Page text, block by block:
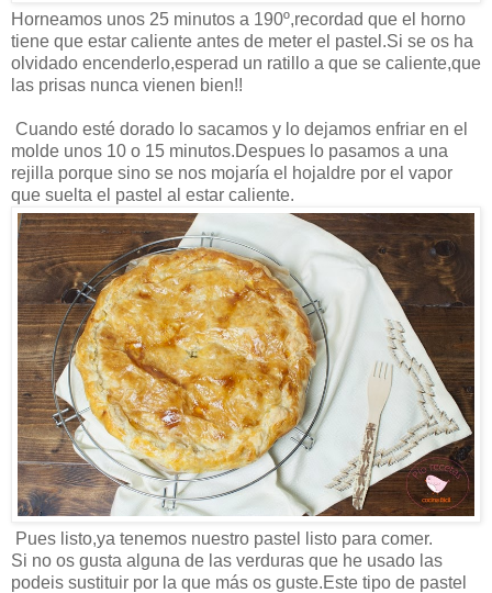
Horneamos unos 25 minutos a 190º,recordad que el horno
tiene que estar caliente antes de meter el pastel.Si se os ha
olvidado encenderlo,esperad un ratillo a que se caliente,que
las prisas nunca vienen bien!!
Cuando esté dorado lo sacamos y lo dejamos enfriar en el
molde unos 10 o 15 minutos.Despues lo pasamos a una
rejilla porque sino se nos mojaría el hojaldre por el vapor
que suelta el pastel al estar caliente.
Pues listo,ya tenemos nuestro pastel listo para comer.
Si no os gusta alguna de las verduras que he usado las
podeis sustituir por la que más os guste.Este tipo de pastel